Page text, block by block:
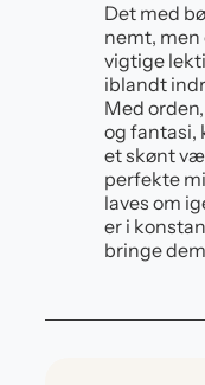
Det med
nemt,
vigtige
iblandt
Med
og fantasi,
et skønt
perfekte
laves om
er i
bringe